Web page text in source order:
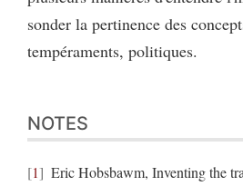
sonder la pertinence des
tempéraments, politiques.
NOTES
1
Eric Hobsbawm, Inventing the